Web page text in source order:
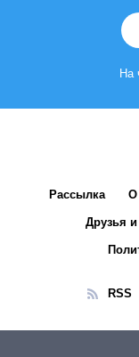
На
Рассылка О
Друзья
RSS